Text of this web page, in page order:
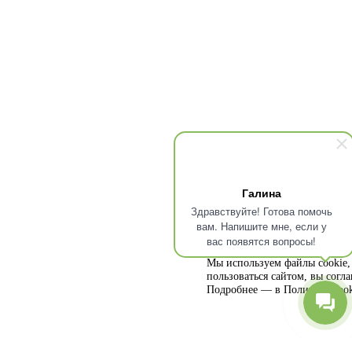
Галина
Здравствуйте! Готова помочь
вам. Напишите мне, если у
вас появятся вопросы!
Мы используем файлы cookie,
пользоваться сайтом, вы
Подробнее — в Политике